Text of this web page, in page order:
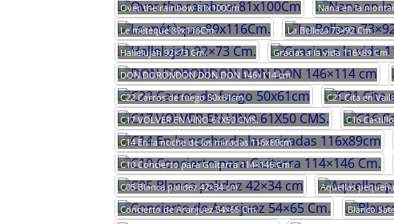
Over the rainbow 81x100Cm
Nana en la
Le métèque 89x116Cm.
La Belleza 73×92 Cm.
Hallelujah 92×73 Cm.
Gracias a la vida 116×89 Cm.
DON DORONDON DON DON 146×114 cm
C22 Carros de fuego 50x61cm
C21 Cita en
C17 VOLVER EN VINO 61X50 CMS.
C16
C14 En la noche de las miradas 116x89cm
C10 Concierto para Guitarra 114×146 Cm.
C05 Blanca palidez 42×34 cm
Aquellas
Concierto de Aranjuez 54×65 Cm.
Blanco